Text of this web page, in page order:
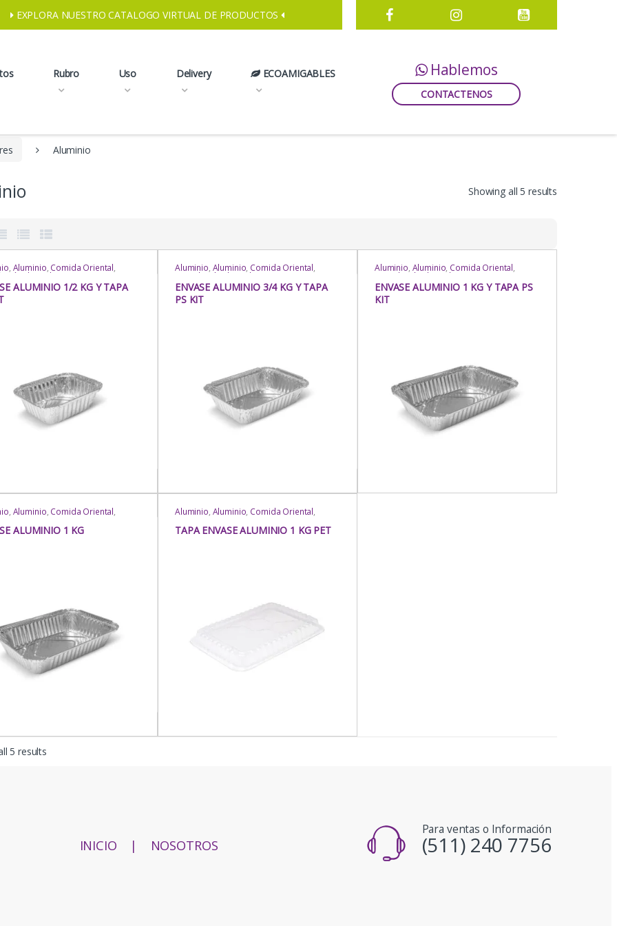
EXPLORA NUESTRO CATALOGO VIRTUAL DE PRODUCTOS
Rubro Uso Delivery ECOAMIGABLES Hablemos
CONTACTENOS
Aluminio
Showing all 5 results
, Aluminio, Comida Oriental,
Rápida Delivery
,Envases Rectangulares,
,Para Llevar,Para Mesa ,
ALUMINIO 1/2 KG Y TAPA
Aluminio, Aluminio, Comida Oriental,
Comida Rápida Delivery
Rectangulares,Envases Rectangulares,
Eventos,Para Llevar,Para Mesa ,
Repostería
ENVASE ALUMINIO 3/4 KG Y TAPA
PS KIT
Aluminio, Aluminio, Comida Oriental,
Comida Rápida Delivery
Rectangulares,Envases Rectangulares,
Eventos,Para Llevar,Para Mesa ,
Repostería
ENVASE ALUMINIO 1 KG Y TAPA PS
KIT
, Aluminio, Comida Oriental,
Rápida Delivery
,Envases Rectangulares
,Para Llevar,Para Mesa
ALUMINIO 1 KG
Aluminio, Aluminio, Comida Oriental,
Comida Rápida Delivery
Rectangulares,Envases Rectangulares,
Eventos,Para Llevar,Para Mesa
TAPA ENVASE ALUMINIO 1 KG PET
5 results
INICIO | NOSOTROS
Para ventas o Información
(511) 240 7756